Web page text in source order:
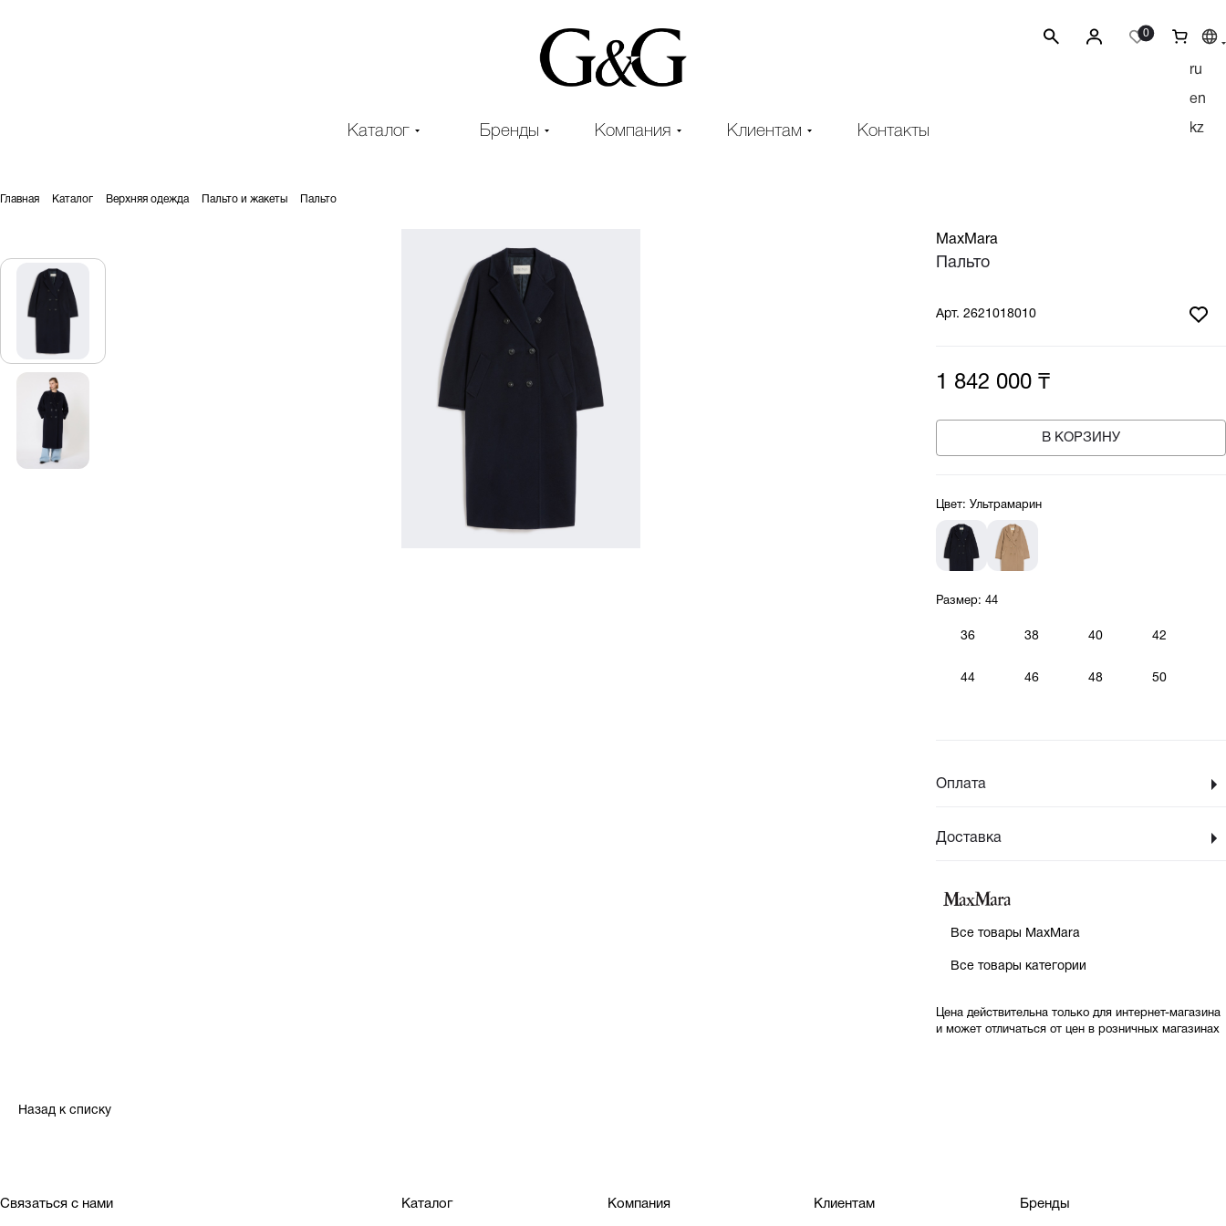
0
ru
en
kz
Каталог Бренды Компания Клиентам Контакты
Главная Каталог Верхняя одежда Пальто и жакеты Пальто
MaxMara
Пальто
Арт. 2621018010
1 842 000 ₸
В КОРЗИНУ
Цвет: Ультрамарин
Размер: 44
36 38 40 42
44 46 48 50
Оплата
Доставка
Все товары MaxMara
Все товары категории
Цена действительна только для интернет-магазина
и может отличаться от цен в розничных магазинах
Назад к списку
Связаться с нами Каталог Компания Клиентам Бренды